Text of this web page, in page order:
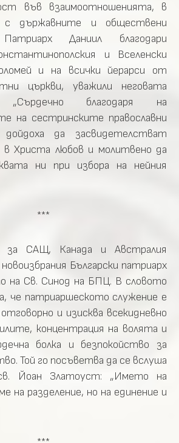
във взаимоотношенията, в
държавните и обществени
Даниил благодари
и Вселенски
и на всички йерарси от
църкви, уважили неговата
„Сърдечно благодаря на
на сестринските православни
да засвидетелстват
в Христа любов и молитвено да
ни при избора на нейния
***
за САЩ, Канада и Австралия
Български патриарх
на Св. Синод на БПЦ. В словото
че патриаршеското служение е
и изисква всекидневно
концентрация на волята и
болка и безпокойство за
Той го посъветва да се вслуша
Йоан Златоуст: „Името на
на разделение, но на единение и